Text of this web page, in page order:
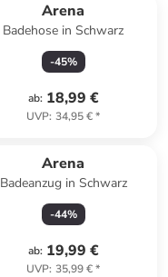
Arena
Badehose in Schwarz
-45%
ab: 18,99 €
UVP: 34,95 €*
Arena
Badeanzug in Schwarz
-44%
ab: 19,99 €
UVP: 35,99 €*